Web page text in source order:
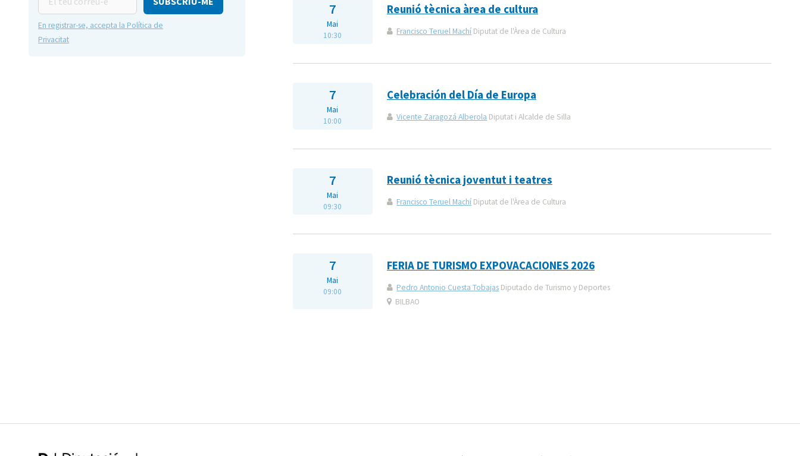
teu
correu-
e
En registrar-se, accepta la Política de
Privacitat
7
Mai
10:30
Reunió tècnica àrea de cultura
Francisco Teruel Machí Diputat de l'Àrea de Cultura
7
Mai
10:00
Celebración del Día de Europa
Vicente Zaragozá Alberola Diputat i Alcalde de Silla
7
Mai
09:30
Reunió tècnica joventut i teatres
Francisco Teruel Machí Diputat de l'Àrea de Cultura
7
Mai
09:00
FERIA DE TURISMO EXPOVACACIONES 2026
Pedro Antonio Cuesta Tobajas Diputado de Turismo y Deportes
BILBAO